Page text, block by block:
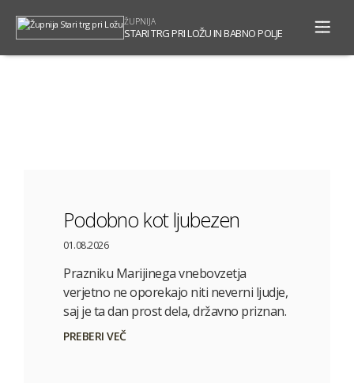
ŽUPNIJA
STARI TRG PRI LOŽU IN BABNO POLJE
Podobno kot ljubezen
01.08.2026
Prazniku Marijinega vnebovzetja
verjetno ne oporekajo niti neverni ljudje,
saj je ta dan prost dela, državno priznan.
PREBERI VEČ